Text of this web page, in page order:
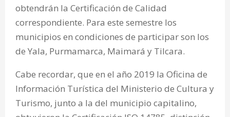
obtendrán la Certificación de Calidad
correspondiente. Para este semestre los
municipios en condiciones de participar son los
de Yala, Purmamarca, Maimará y Tilcara.
Cabe recordar, que en el año 2019 la Oficina de
Información Turística del Ministerio de Cultura y
Turismo, junto a la del municipio capitalino,